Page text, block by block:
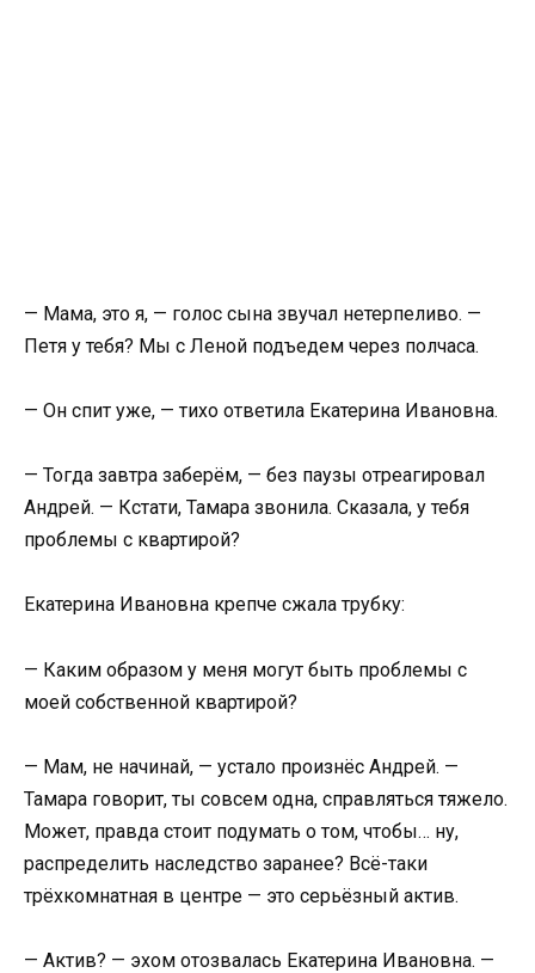
— Мама, это я, — голос сына звучал нетерпеливо. —
Петя у тебя? Мы с Леной подъедем через полчаса.
— Он спит уже, — тихо ответила Екатерина Ивановна.
— Тогда завтра заберём, — без паузы отреагировал
Андрей. — Кстати, Тамара звонила. Сказала, у тебя
проблемы с квартирой?
Екатерина Ивановна крепче сжала трубку:
— Каким образом у меня могут быть проблемы с
моей собственной квартирой?
— Мам, не начинай, — устало произнёс Андрей. —
Тамара говорит, ты совсем одна, справляться тяжело.
Может, правда стоит подумать о том, чтобы… ну,
распределить наследство заранее? Всё-таки
трёхкомнатная в центре — это серьёзный актив.
— Актив? — эхом отозвалась Екатерина Ивановна. —